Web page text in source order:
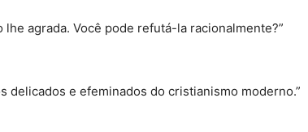
agrada. Você pode refutá-la racionalmente?”
delicados e efeminados do cristianismo moderno.”